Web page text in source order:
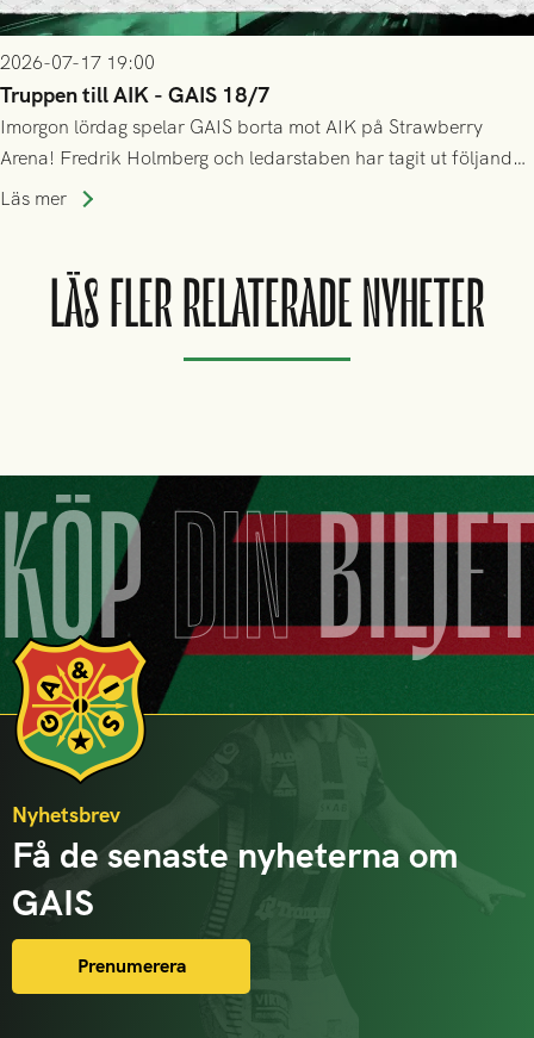
2026-07-17 19:00
Truppen till AIK - GAIS 18/7
Imorgon lördag spelar GAIS borta mot AIK på Strawberry
Arena! Fredrik Holmberg och ledarstaben har tagit ut följande
trupp till matchen:
Läs mer
LÄS FLER RELATERADE NYHETER
KÖPDIN
Nyhetsbrev
Få de senaste nyheterna om
GAIS
Prenumerera